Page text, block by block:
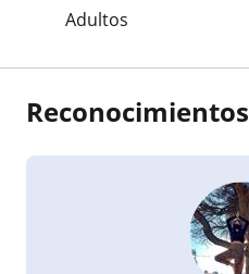
Adultos
Reconocimientos